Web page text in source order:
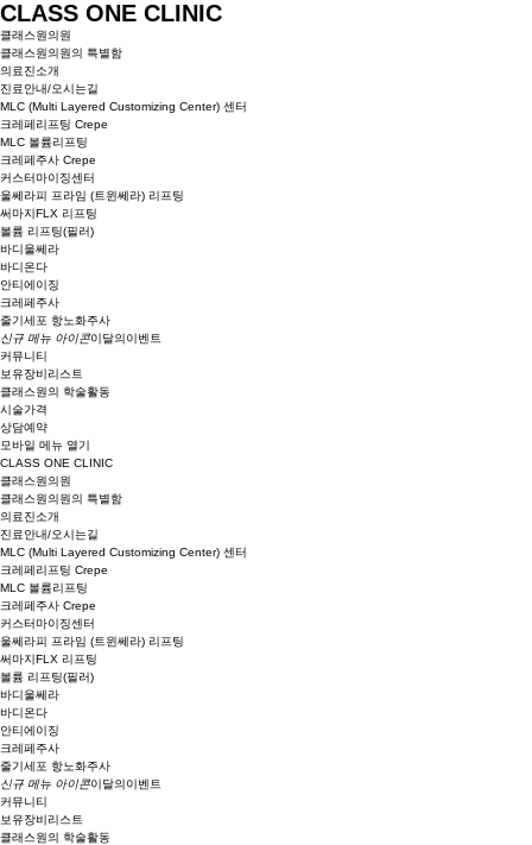
CLASS ONE CLINIC
클래스원의원
클래스원의원의 특별함
의료진소개
진료안내/오시는길
MLC (Multi Layered Customizing Center) 센터
크레페리프팅 Crepe
MLC 볼륨리프팅
크레페주사 Crepe
커스터마이징센터
울쎄라피 프라임 (트윈쎄라) 리프팅
써마지FLX 리프팅
볼륨 리프팅(필러)
바디울쎄라
바디온다
안티에이징
크레페주사
줄기세포 항노화주사
신규 메뉴 아이콘이달의이벤트
커뮤니티
보유장비리스트
클래스원의 학술활동
시술가격
상담예약
모바일 메뉴 열기
CLASS ONE CLINIC
클래스원의원
클래스원의원의 특별함
의료진소개
진료안내/오시는길
MLC (Multi Layered Customizing Center) 센터
크레페리프팅 Crepe
MLC 볼륨리프팅
크레페주사 Crepe
커스터마이징센터
울쎄라피 프라임 (트윈쎄라) 리프팅
써마지FLX 리프팅
볼륨 리프팅(필러)
바디울쎄라
바디온다
안티에이징
크레페주사
줄기세포 항노화주사
신규 메뉴 아이콘이달의이벤트
커뮤니티
보유장비리스트
클래스원의 학술활동